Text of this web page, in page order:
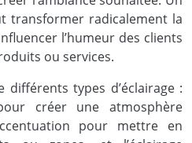
transformer radicalement la
l’humeur des clients
ou services.
différents types d’éclairage :
pour créer une atmosphère
pour mettre en